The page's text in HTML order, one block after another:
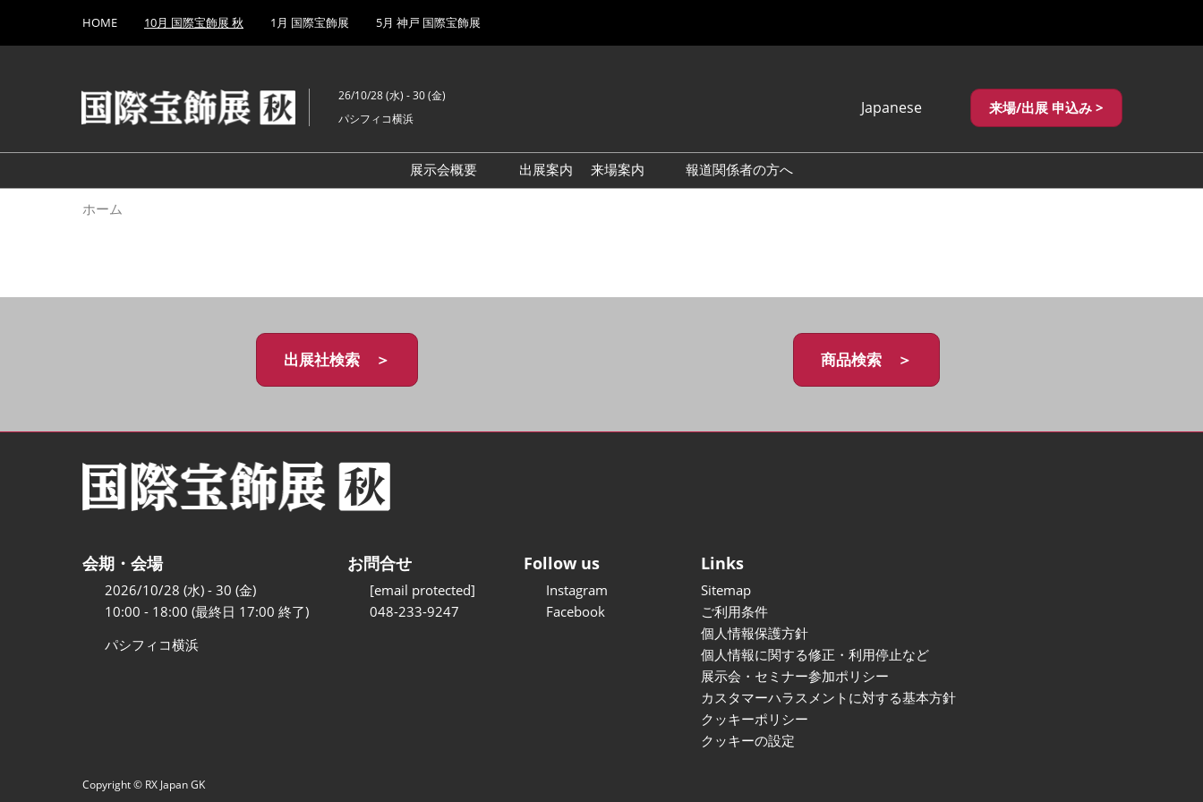
キ
し
て
to
HOME 10月 国際宝飾展 秋 1月 国際宝飾展 5月 神戸 国際宝飾展
26/10/28 (水) - 30 (金)
パシフィコ横浜
Japanese
繁體中文
来場/出展 申込み >
展示会概要
出展案内
来場案内
報道関係者の方へ
ホーム
出展社検索 ＞ 商品検索 ＞
会期・会場
2026/10/28 (水) - 30 (金)
10:00 - 18:00 (最終日 17:00 終了)
パシフィコ横浜
お問合せ
[email protected]
048-233-9247
Follow us
Instagram
Facebook
Links
Sitemap
ご利用条件
個人情報保護方針
個人情報に関する修正・利用停止など
展示会・セミナー参加ポリシー
カスタマーハラスメントに対する基本方針
クッキーポリシー
クッキーの設定
Copyright © RX Japan GK